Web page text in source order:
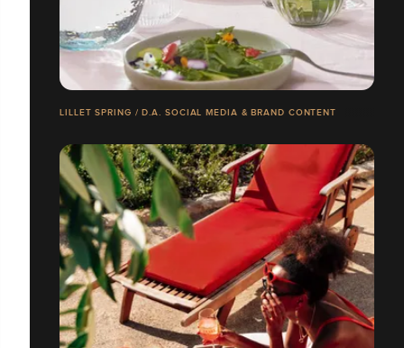
LILLET SPRING / D.A. SOCIAL MEDIA & BRAND CONTENT